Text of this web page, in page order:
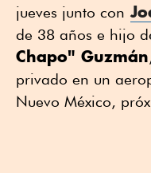
jueves junto con
de 38 años e hijo
Chapo" Guzmán
privado en un
Nuevo México,